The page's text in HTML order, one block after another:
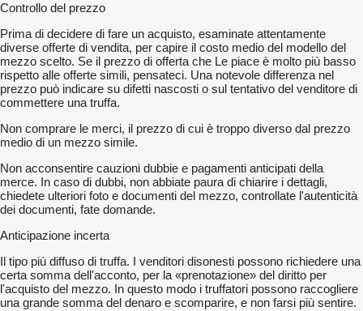
Controllo del prezzo
Prima di decidere di fare un acquisto, esaminate attentamente
diverse offerte di vendita, per capire il costo medio del modello del
mezzo scelto. Se il prezzo di offerta che Le piace è molto più basso
rispetto alle offerte simili, pensateci. Una notevole differenza nel
prezzo può indicare su difetti nascosti o sul tentativo del venditore di
commettere una truffa.
Non comprare le merci, il prezzo di cui è troppo diverso dal prezzo
medio di un mezzo simile.
Non acconsentire cauzioni dubbie e pagamenti anticipati della
merce. In caso di dubbi, non abbiate paura di chiarire i dettagli,
chiedete ulteriori foto e documenti del mezzo, controllate l'autenticità
dei documenti, fate domande.
Anticipazione incerta
Il tipo più diffuso di truffa. I venditori disonesti possono richiedere una
certa somma dell'acconto, per la «prenotazione» del diritto per
l'acquisto del mezzo. In questo modo i truffatori possono raccogliere
una grande somma del denaro e scomparire, e non farsi più sentire.